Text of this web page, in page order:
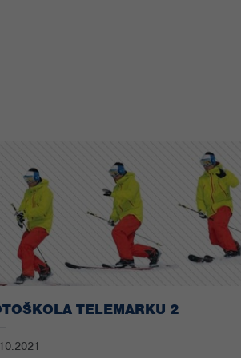
TELEMARKU 2